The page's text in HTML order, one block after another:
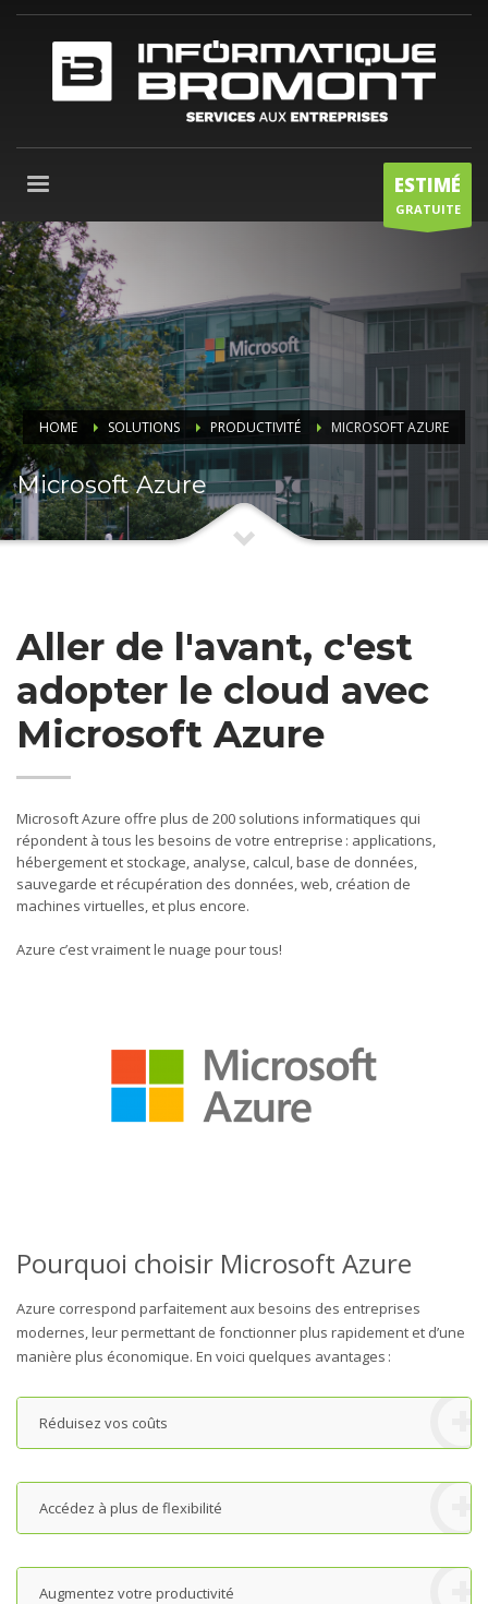
ESTIMÉ
GRATUITE
HOME SOLUTIONS PRODUCTIVITÉ MICROSOFT AZURE
Microsoft Azure
Aller de l'avant, c'est
adopter le cloud avec
Microsoft Azure
Microsoft Azure offre plus de 200 solutions informatiques qui
répondent à tous les besoins de votre entreprise : applications,
hébergement et stockage, analyse, calcul, base de données,
sauvegarde et récupération des données, web, création de
machines virtuelles, et plus encore.
Azure c’est vraiment le nuage pour tous!
Pourquoi choisir Microsoft Azure
Azure correspond parfaitement aux besoins des entreprises
modernes, leur permettant de fonctionner plus rapidement et d’une
manière plus économique. En voici quelques avantages :
Réduisez vos coûts
Accédez à plus de flexibilité
Augmentez votre productivité